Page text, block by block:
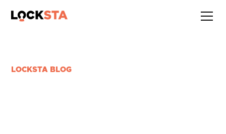
LOCKSTA BLOG